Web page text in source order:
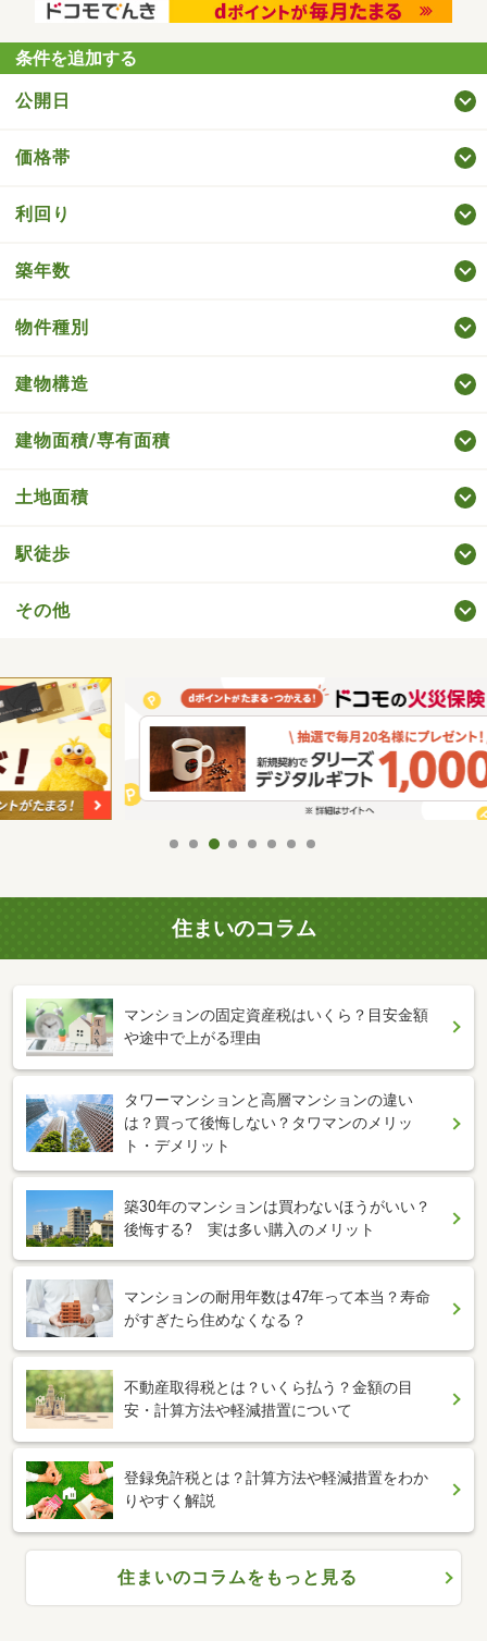
条件を追加する
公開日
価格帯
利回り
築年数
物件種別
建物構造
建物面積/専有面積
土地面積
駅徒歩
その他
住まいのコラム
マンションの固定資産税はいくら？目安金額
や途中で上がる理由
タワーマンションと高層マンションの違い
は？買って後悔しない？タワマンのメリッ
ト・デメリット
築30年のマンションは買わないほうがいい？
後悔する? 実は多い購入のメリット
マンションの耐用年数は47年って本当？寿命
がすぎたら住めなくなる？
不動産取得税とは？いくら払う？金額の目
安・計算方法や軽減措置について
登録免許税とは？計算方法や軽減措置をわか
りやすく解説
住まいのコラムをもっと見る